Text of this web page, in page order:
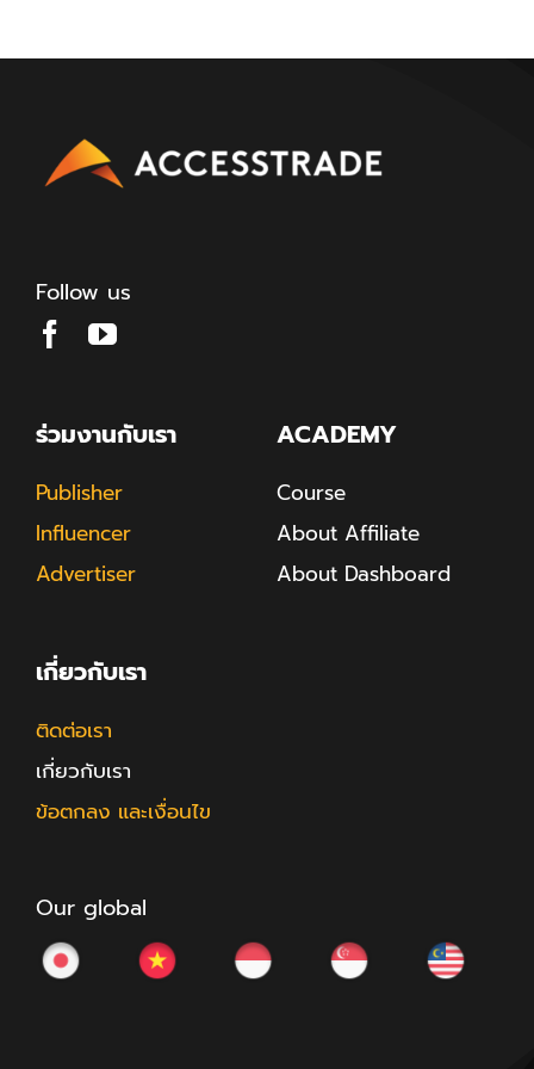
Follow us
ร่วมงานกับเรา
Publisher
Influencer
Advertiser
ACADEMY
Course
About Affiliate
About Dashboard
เกี่ยวกับเรา
ติดต่อเรา
เกี่ยวกับเรา
ข้อตกลง และเงื่อนไข
Our global